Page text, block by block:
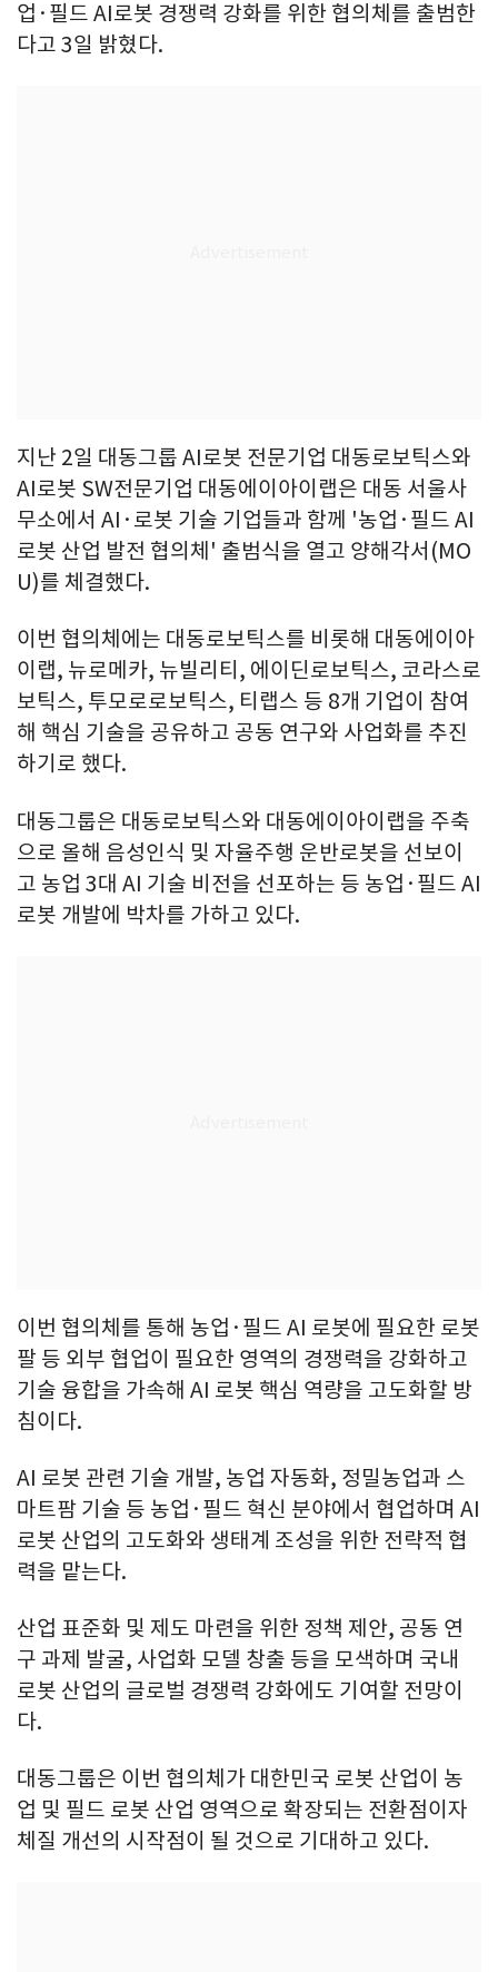
업·필드 AI로봇 경쟁력 강화를 위한 협의체를 출범한
다고 3일 밝혔다.
지난 2일 대동그룹 AI로봇 전문기업 대동로보틱스와
AI로봇 SW전문기업 대동에이아이랩은 대동 서울사
무소에서 AI·로봇 기술 기업들과 함께 '농업·필드 AI
로봇 산업 발전 협의체' 출범식을 열고 양해각서(MO
U)를 체결했다.
이번 협의체에는 대동로보틱스를 비롯해 대동에이아
이랩, 뉴로메카, 뉴빌리티, 에이딘로보틱스, 코라스로
보틱스, 투모로로보틱스, 티랩스 등 8개 기업이 참여
해 핵심 기술을 공유하고 공동 연구와 사업화를 추진
하기로 했다.
대동그룹은 대동로보틱스와 대동에이아이랩을 주축
으로 올해 음성인식 및 자율주행 운반로봇을 선보이
고 농업 3대 AI 기술 비전을 선포하는 등 농업·필드 AI
로봇 개발에 박차를 가하고 있다.
이번 협의체를 통해 농업·필드 AI 로봇에 필요한 로봇
팔 등 외부 협업이 필요한 영역의 경쟁력을 강화하고
기술 융합을 가속해 AI 로봇 핵심 역량을 고도화할 방
침이다.
AI 로봇 관련 기술 개발, 농업 자동화, 정밀농업과 스
마트팜 기술 등 농업·필드 혁신 분야에서 협업하며 AI
로봇 산업의 고도화와 생태계 조성을 위한 전략적 협
력을 맡는다.
산업 표준화 및 제도 마련을 위한 정책 제안, 공동 연
구 과제 발굴, 사업화 모델 창출 등을 모색하며 국내
로봇 산업의 글로벌 경쟁력 강화에도 기여할 전망이
다.
대동그룹은 이번 협의체가 대한민국 로봇 산업이 농
업 및 필드 로봇 산업 영역으로 확장되는 전환점이자
체질 개선의 시작점이 될 것으로 기대하고 있다.